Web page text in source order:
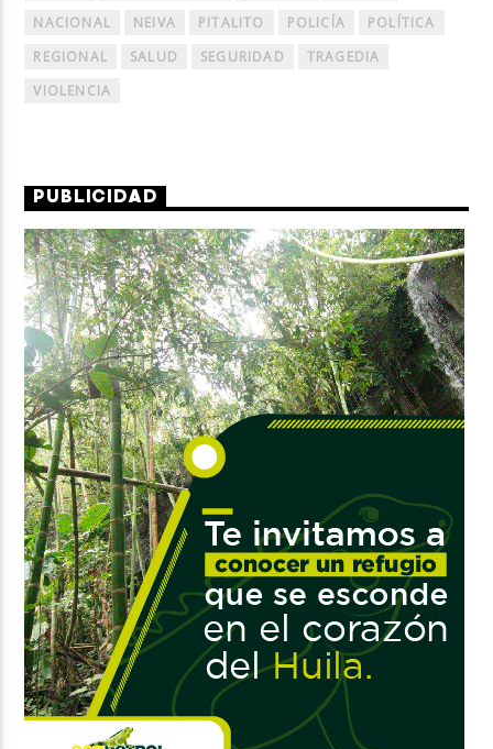
NACIONAL
NEIVA PITALITO POLICÍA
POLÍTICA
REGIONAL
SALUD SEGURIDAD
TRAGEDIA
VIOLENCIA
PUBLICIDAD